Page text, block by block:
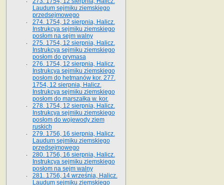
Laudum sejmiku ziemskiego
przedsejmowego
274. 1754, 12 sierpnia, Halicz.
Instrukcya sejmiku ziemskiego
posłom na sejm walny
275. 1754, 12 sierpnia, Halicz.
Instrukcya sejmiku ziemskiego
posłom do prymasa
276. 1754, 12 sierpnia, Halicz.
Instrukcya sejmiku ziemskiego
posłom do hetmanów kor. 277.
1754, 12 sierpnia, Halicz.
Instrukcya sejmiku ziemskiego
posłom do marszałka w. kor.
278. 1754, 12 sierpnia, Halicz.
Instrukcya sejmiku ziemskiego
posłom do wojewody ziem
ruskich
279. 1756, 16 sierpnia, Halicz.
Laudum sejmiku ziemskiego
przedsejmowego
280. 1756, 16 sierpnia, Halicz.
Instrukcya sejmiku ziemskiego
posłom na sejm walny
281. 1756, 14 września, Halicz.
Laudum sejmiku ziemskiego